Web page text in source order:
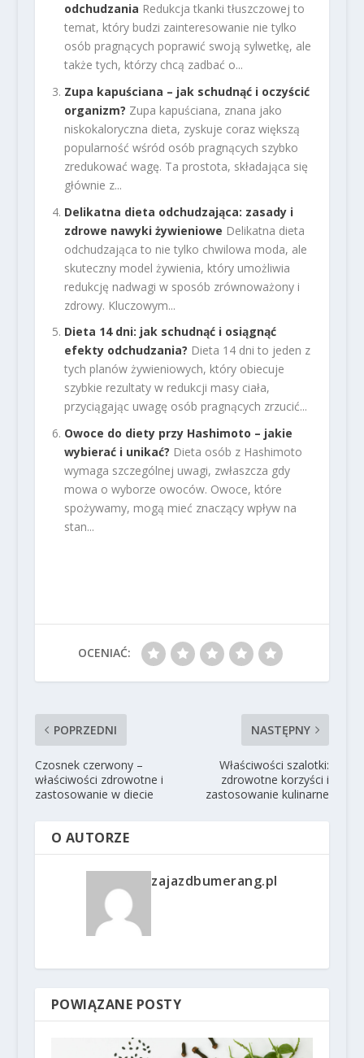
odchudzania Redukcja tkanki tłuszczowej to
temat, który budzi zainteresowanie nie tylko
osób pragnących poprawić swoją sylwetkę, ale
także tych, którzy chcą zadbać o...
Zupa kapuściana – jak schudnąć i oczyścić
organizm? Zupa kapuściana, znana jako
niskokaloryczna dieta, zyskuje coraz większą
popularność wśród osób pragnących szybko
zredukować wagę. Ta prostota, składająca się
głównie z...
Delikatna dieta odchudzająca: zasady i
zdrowe nawyki żywieniowe Delikatna dieta
odchudzająca to nie tylko chwilowa moda, ale
skuteczny model żywienia, który umożliwia
redukcję nadwagi w sposób zrównoważony i
zdrowy. Kluczowym...
Dieta 14 dni: jak schudnąć i osiągnąć
efekty odchudzania? Dieta 14 dni to jeden z
tych planów żywieniowych, który obiecuje
szybkie rezultaty w redukcji masy ciała,
przyciągając uwagę osób pragnących zrzucić...
Owoce do diety przy Hashimoto – jakie
wybierać i unikać? Dieta osób z Hashimoto
wymaga szczególnej uwagi, zwłaszcza gdy
mowa o wyborze owoców. Owoce, które
spożywamy, mogą mieć znaczący wpływ na
stan...
OCENIAĆ:
POPRZEDNI
Czosnek czerwony –
właściwości zdrowotne i
zastosowanie w diecie
NASTĘPNY
Właściwości szalotki:
zdrowotne korzyści i
zastosowanie kulinarne
O AUTORZE
zajazdbumerang.pl
POWIĄZANE POSTY